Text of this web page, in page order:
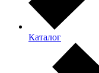
Каталог